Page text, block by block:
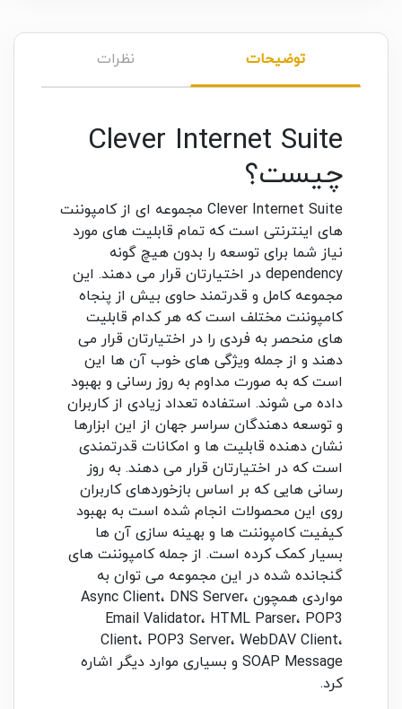
توضیحات نظرات
Clever Internet Suite
چیست؟
Clever Internet Suite مجموعه ای از کامپوننت
های اینترنتی است که تمام قابلیت های مورد
نیاز شما برای توسعه را بدون هیچ گونه
dependency در اختیارتان قرار می دهند. این
مجموعه کامل و قدرتمند حاوی بیش از پنجاه
کامپوننت مختلف است که هر کدام قابلیت
های منحصر به فردی را در اختیارتان قرار می
دهند و از جمله ویژگی های خوب آن ها این
است که به صورت مداوم به روز رسانی و بهبود
داده می شوند. استفاده تعداد زیادی از کاربران
و توسعه دهندگان سراسر جهان از این ابزارها
نشان دهنده قابلیت ها و امکانات قدرتمندی
است که در اختیارتان قرار می دهند. به روز
رسانی هایی که بر اساس بازخوردهای کاربران
روی این محصولات انجام شده است به بهبود
کیفیت کامپوننت ها و بهینه سازی آن ها
بسیار کمک کرده است. از جمله کامپوننت های
گنجانده شده در این مجموعه می توان به
مواردی همچون Async Client، DNS Server،
Email Validator، HTML Parser، POP3
Client، POP3 Server، WebDAV Client،
SOAP Message و بسیاری موارد دیگر اشاره
کرد.